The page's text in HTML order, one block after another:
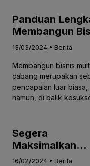
Panduan
Membangun
Multi-Cabang
Software
Online
13/03/2024 • Berita
Membangun bisnis
cabang merupakan
pencapaian luar biasa,
namun, di balik
Segera
Maksimalkan
Efisiensi Bisnis
16/02/2024 • Berita